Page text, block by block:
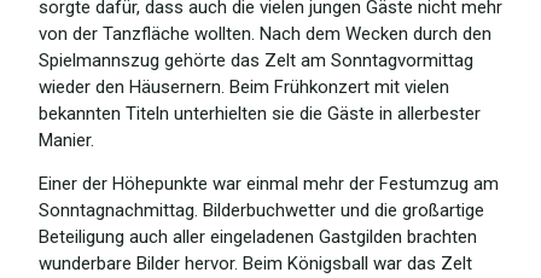
sorgte dafür, dass auch die vielen jungen Gäste nicht mehr
von der Tanzfläche wollten. Nach dem Wecken durch den
Spielmannszug gehörte das Zelt am Sonntagvormittag
wieder den Häusernern. Beim Frühkonzert mit vielen
bekannten Titeln unterhielten sie die Gäste in allerbester
Manier.
Einer der Höhepunkte war einmal mehr der Festumzug am
Sonntagnachmittag. Bilderbuchwetter und die großartige
Beteiligung auch aller eingeladenen Gastgilden brachten
wunderbare Bilder hervor. Beim Königsball war das Zelt